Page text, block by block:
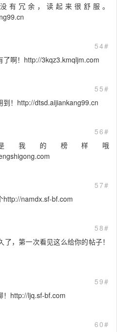
有冗余，读起来很舒服。
54#
了啊！http://3kqz3.kmqljm.com
55#
到！http://dtsd.aijiankang99.cn
56#
我的榜样哦
57#
http://namdx.sf-bf.com
58#
，第一次看见这么给你的帖子！
59#
！http://ljq.sf-bf.com
60#